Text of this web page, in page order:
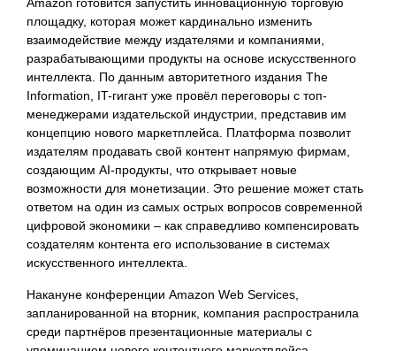
Amazon готовится запустить инновационную торговую
площадку, которая может кардинально изменить
взаимодействие между издателями и компаниями,
разрабатывающими продукты на основе искусственного
интеллекта. По данным авторитетного издания The
Information, IT-гигант уже провёл переговоры с топ-
менеджерами издательской индустрии, представив им
концепцию нового маркетплейса. Платформа позволит
издателям продавать свой контент напрямую фирмам,
создающим AI-продукты, что открывает новые
возможности для монетизации. Это решение может стать
ответом на один из самых острых вопросов современной
цифровой экономики – как справедливо компенсировать
создателям контента его использование в системах
искусственного интеллекта.
Накануне конференции Amazon Web Services,
запланированной на вторник, компания распространила
среди партнёров презентационные материалы с